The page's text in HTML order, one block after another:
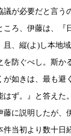
が必要だと言う
ろ、伊藤は、『
、縦(よ)し本地
を防ぐべし。斯か
如きは、最も避
はず。』と答えた
に説明したが、
当初より数十日